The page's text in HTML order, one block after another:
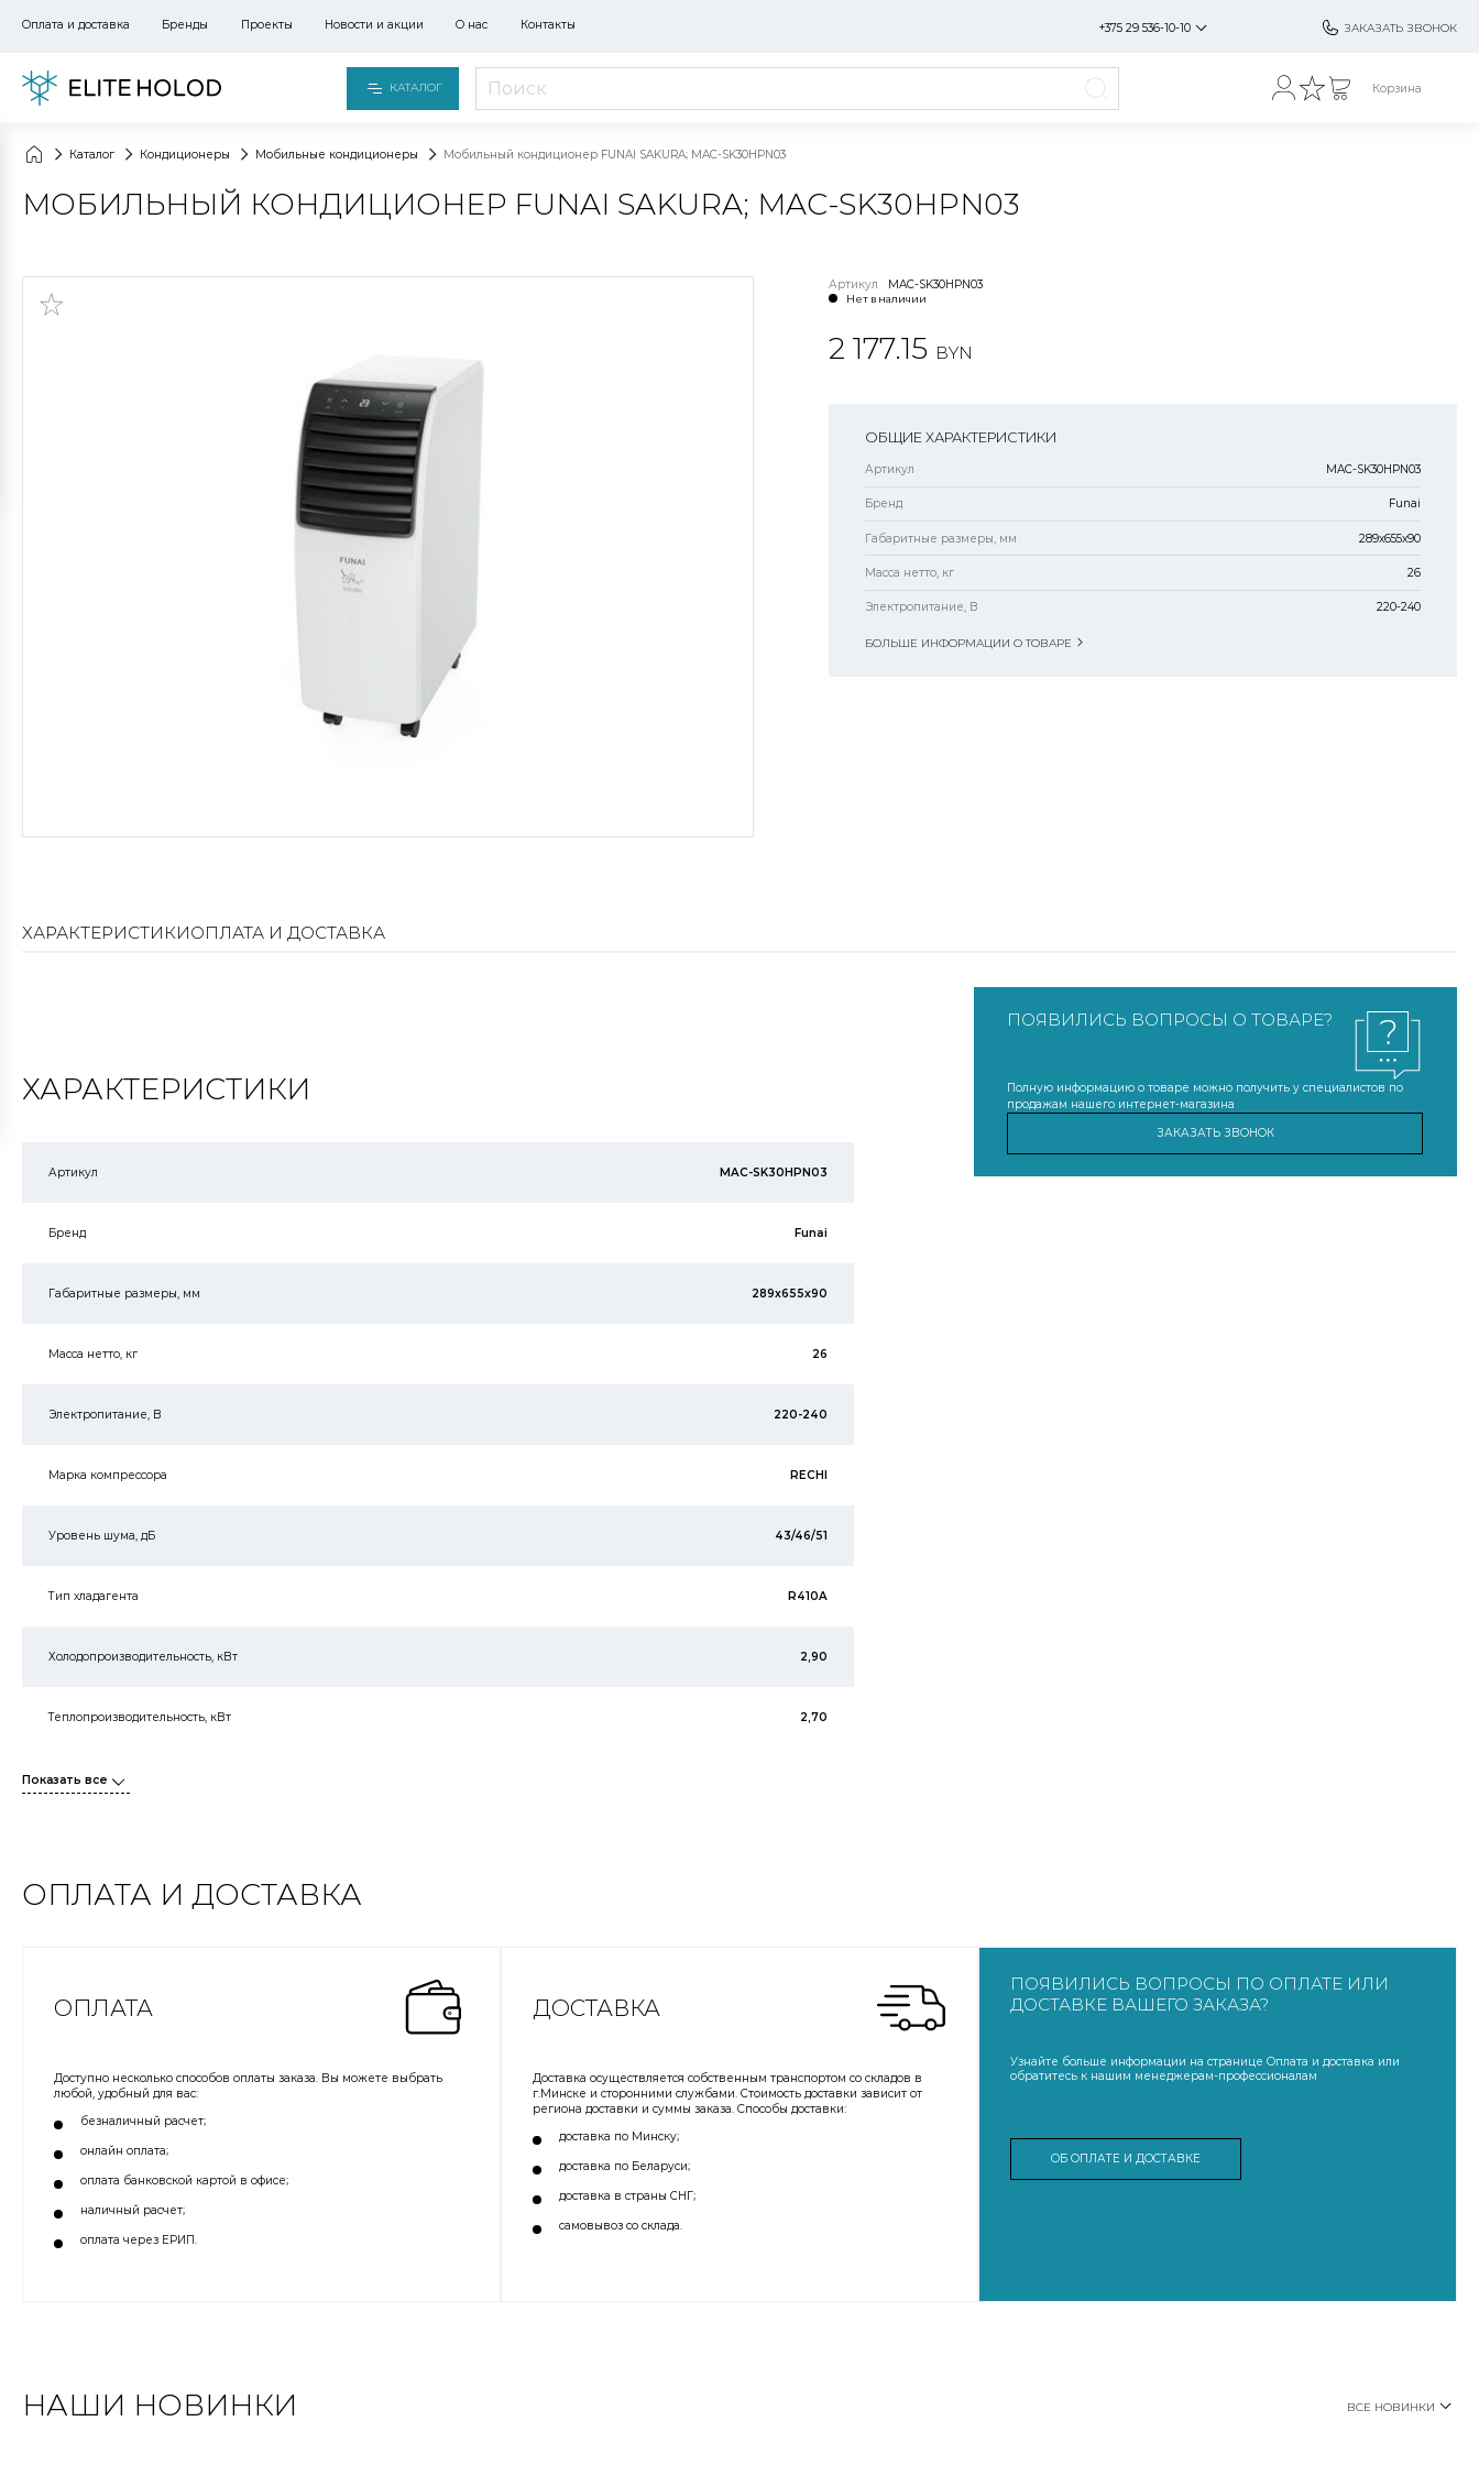
Оплата и доставка Бренды Проекты Новости и акции О нас Контакты +375 29 536-10-10 ЗАКАЗАТЬ ЗВОНОК
КАТАЛОГ Корзина
Каталог Кондиционеры Мобильные кондиционеры Мобильный кондиционер FUNAI SAKURA; MAC-SK30HPN03
МОБИЛЬНЫЙ КОНДИЦИОНЕР FUNAI SAKURA; MAC-SK30HPN03
Артикул MAC-SK30HPN03
Нет в наличии
2 177.15 BYN
ОБЩИЕ ХАРАКТЕРИСТИКИ
Артикул MAC-SK30HPN03
Бренд Funai
Габаритные размеры, мм 289x655x90
Масса нетто, кг 26
Электропитание, В 220-240
БОЛЬШЕ ИНФОРМАЦИИ О ТОВАРЕ
ХАРАКТЕРИСТИКИОПЛАТА И ДОСТАВКА
ПОЯВИЛИСЬ ВОПРОСЫ О ТОВАРЕ?
Полную информацию о товаре можно получить у специалистов по
продажам нашего интернет-магазина
ЗАКАЗАТЬ ЗВОНОК
ХАРАКТЕРИСТИКИ
Артикул MAC-SK30HPN03
Бренд Funai
Габаритные размеры, мм 289x655x90
Масса нетто, кг 26
Электропитание, В 220-240
Марка компрессора RECHI
Уровень шума, дБ 43/46/51
Тип хладагента R410A
Холодопроизводительность, кВт 2,90
Теплопроизводительность, кВт 2,70
Показать все
ОПЛАТА И ДОСТАВКА
ОПЛАТА
Доступно несколько способов оплаты заказа. Вы можете выбрать
любой, удобный для вас:
безналичный расчет;
онлайн оплата;
оплата банковской картой в офисе;
наличный расчет;
оплата через ЕРИП.
ДОСТАВКА
Доставка осуществляется собственным транспортом со складов в
г.Минске и сторонними службами. Стоимость доставки зависит от
региона доставки и суммы заказа. Способы доставки:
доставка по Минску;
доставка по Беларуси;
доставка в страны СНГ;
самовывоз со склада.
ПОЯВИЛИСЬ ВОПРОСЫ ПО ОПЛАТЕ ИЛИ
ДОСТАВКЕ ВАШЕГО ЗАКАЗА?
Узнайте больше информации на странице Оплата и доставка или
обратитесь к нашим менеджерам-профессионалам
ОБ ОПЛАТЕ И ДОСТАВКЕ
НАШИ НОВИНКИ ВСЕ НОВИНКИ